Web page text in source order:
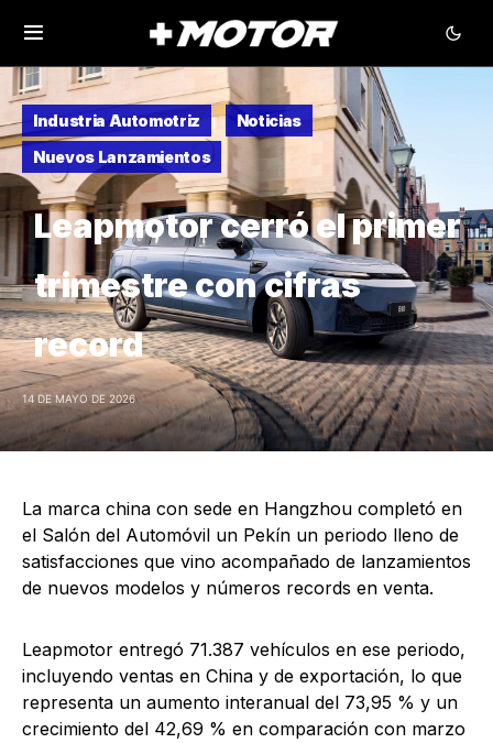
Industria Automotriz
Noticias
Nuevos Lanzamientos
Leapmotor cerró el primer
trimestre con cifras
record
14 DE MAYO DE 2026
La marca china con sede en Hangzhou completó en
el Salón del Automóvil un Pekín un periodo lleno de
satisfacciones que vino acompañado de lanzamientos
de nuevos modelos y números records en venta.
Leapmotor entregó 71.387 vehículos en ese periodo,
incluyendo ventas en China y de exportación, lo que
representa un aumento interanual del 73,95 % y un
crecimiento del 42,69 % en comparación con marzo